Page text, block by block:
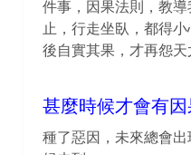
件事，因果法則，教
止，行走坐臥，都得
後自實其果，才再怨天
甚麼時候才會有因
種了惡因，未來總會